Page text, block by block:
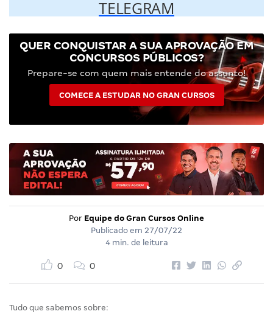
TELEGRAM
QUER CONQUISTAR A SUA APROVAÇÃO EM
CONCURSOS PÚBLICOS?
Prepare-se com quem mais entende do assunto!
COMECE A ESTUDAR NO GRAN CURSOS
Por Equipe do Gran Cursos Online
Publicado em 27/07/22
4 min. de leitura
0 0
Tudo que sabemos sobre: